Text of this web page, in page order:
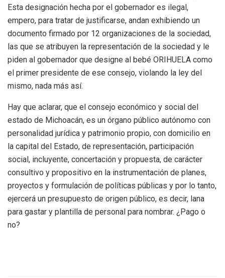
Esta designación hecha por el gobernador es ilegal,
empero, para tratar de justificarse, andan exhibiendo un
documento firmado por 12 organizaciones de la sociedad,
las que se atribuyen la representación de la sociedad y le
piden al gobernador que designe al bebé ORIHUELA como
el primer presidente de ese consejo, violando la ley del
mismo, nada más así.
Hay que aclarar, que el consejo económico y social del
estado de Michoacán, es un órgano público autónomo con
personalidad jurídica y patrimonio propio, con domicilio en
la capital del Estado, de representación, participación
social, incluyente, concertación y propuesta, de carácter
consultivo y propositivo en la instrumentación de planes,
proyectos y formulación de políticas públicas y por lo tanto,
ejercerá un presupuesto de origen público, es decir, lana
para gastar y plantilla de personal para nombrar. ¿Pago o
no?